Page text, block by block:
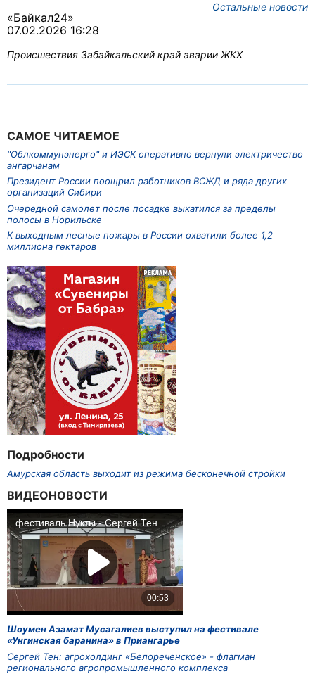
Остальные новости
«Байкал24»
07.02.2026 16:28
Происшествия Забайкальский край аварии ЖКХ
САМОЕ ЧИТАЕМОЕ
"Облкоммунэнерго" и ИЭСК оперативно вернули электричество
ангарчанам
Президент России поощрил работников ВСЖД и ряда других
организаций Сибири
Очередной самолет после посадке выкатился за пределы
полосы в Норильске
К выходным лесные пожары в России охватили более 1,2
миллиона гектаров
Подробности
Амурская область выходит из режима бесконечной стройки
ВИДЕОНОВОСТИ
Шоумен Азамат Мусагалиев выступил на фестивале
«Унгинская баранина» в Приангарье
Сергей Тен: агрохолдинг «Белореченское» - флагман
регионального агропромышленного комплекса